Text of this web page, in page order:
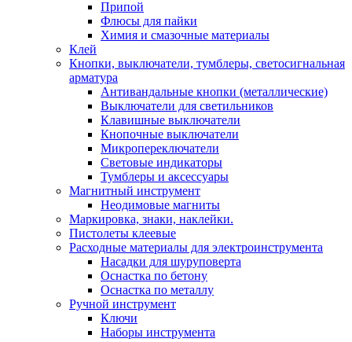
Припой
Флюсы для пайки
Химия и смазочные материалы
Клей
Кнопки, выключатели, тумблеры, светосигнальная
арматура
Антивандальные кнопки (металлические)
Выключатели для светильников
Клавишные выключатели
Кнопочные выключатели
Микропереключатели
Световые индикаторы
Тумблеры и аксессуары
Магнитный инструмент
Неодимовые магниты
Маркировка, знаки, наклейки.
Пистолеты клеевые
Расходные материалы для электроинструмента
Насадки для шуруповерта
Оснастка по бетону
Оснастка по металлу
Ручной инструмент
Ключи
Наборы инструмента